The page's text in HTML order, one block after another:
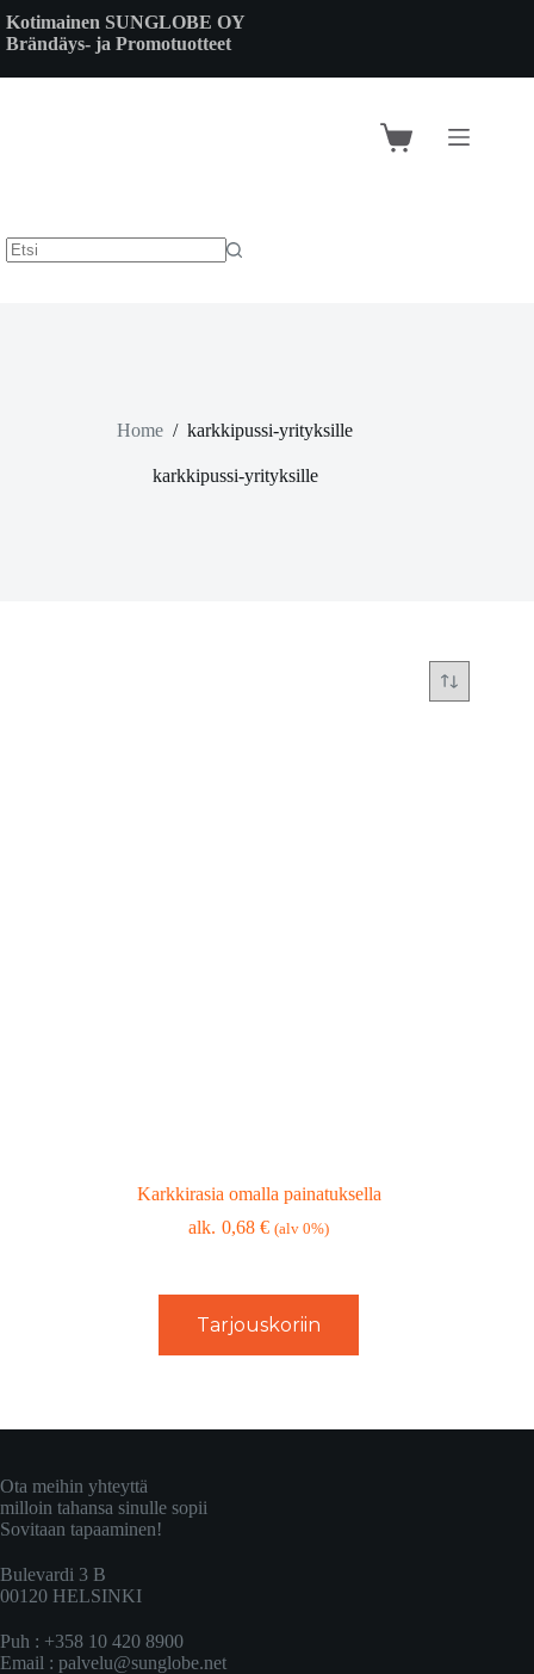
to
content
Kotimainen SUNGLOBE OY
Brändäys- ja Promotuotteet
Shopping
Home / karkkipussi-yrityksille
karkkipussi-yrityksille
Karkkirasia omalla painatuksella
0,68€ (alv 0%)
Tarjouskoriin
Ota meihin yhteyttä
milloin tahansa sinulle sopii
Sovitaan tapaaminen!
Bulevardi 3 B
00120 HELSINKI
Puh : +358 10 420 8900
Email : palvelu@sunglobe.net